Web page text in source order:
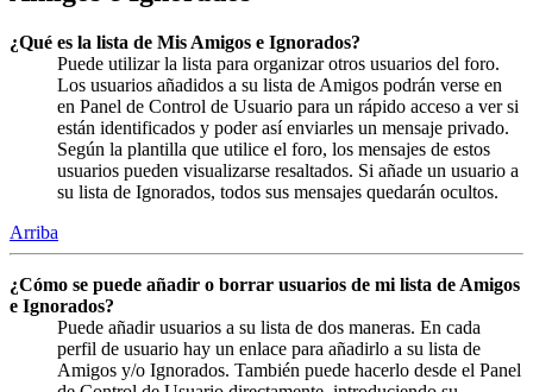
¿Qué es la lista de Mis Amigos e Ignorados?
Puede utilizar la lista para organizar otros usuarios del foro.
Los usuarios añadidos a su lista de Amigos podrán verse en
en Panel de Control de Usuario para un rápido acceso a ver si
están identificados y poder así enviarles un mensaje privado.
Según la plantilla que utilice el foro, los mensajes de estos
usuarios pueden visualizarse resaltados. Si añade un usuario a
su lista de Ignorados, todos sus mensajes quedarán ocultos.
Arriba
¿Cómo se puede añadir o borrar usuarios de mi lista de Amigos
e Ignorados?
Puede añadir usuarios a su lista de dos maneras. En cada
perfil de usuario hay un enlace para añadirlo a su lista de
Amigos y/o Ignorados. También puede hacerlo desde el Panel